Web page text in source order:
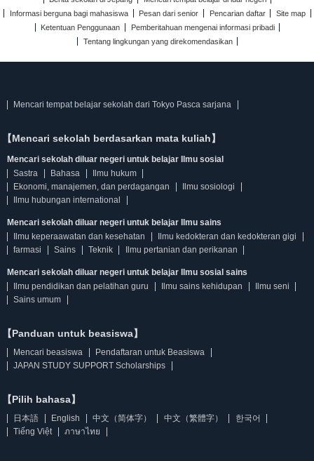
Informasi berguna bagi mahasiswa
Pesan dari senior Pencarian daftar
Site map
Ketentuan Penggunaan
Pemberitahuan mengenai informasi pribadi
Tentang lingkungan yang direkomendasikan
Mencari tempat belajar sekolah dari Tokyo Pasca sarjana
【Mencari sekolah berdasarkan mata kuliah】
Mencari sekolah diluar negeri untuk belajar Ilmu sosial
Sastra
Bahasa
Ilmu hukum
Ekonomi, manajemen, dan perdagangan
Ilmu sosiologi
Ilmu hubungan international
Mencari sekolah diluar negeri untuk belajar Ilmu sains
Ilmu keperaawatan dan kesehatan
Ilmu kedokteran dan kedokteran gigi
farmasi
Sains Teknik Ilmu pertanian dan perikanan
Mencari sekolah diluar negeri untuk belajar Ilmu sosial sains
Ilmu pendidikan dan pelatihan guru
Ilmu sains kehidupan
Ilmu seni
Sains umum
【Panduan untuk beasiswa】
Mencari beasiswa
Pendaftaran untuk Beasiswa
JAPAN STUDY SUPPORT Scholarships
【Pilih bahasa】
日本語 English 中文（简体字） 中文（繁體字）
한국어
Tiếng Việt
ภาษาไทย